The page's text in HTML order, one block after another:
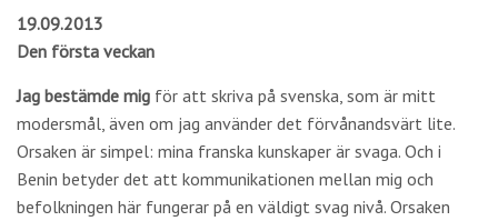
19.09.2013
Den första veckan
Jag bestämde mig för att skriva på svenska, som är mitt
modersmål, även om jag använder det förvånandsvärt lite.
Orsaken är simpel: mina franska kunskaper är svaga. Och i
Benin betyder det att kommunikationen mellan mig och
befolkningen här fungerar på en väldigt svag nivå. Orsaken